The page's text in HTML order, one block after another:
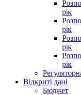
рік
рік
рік
рік
Відкриті дані
Бюджет